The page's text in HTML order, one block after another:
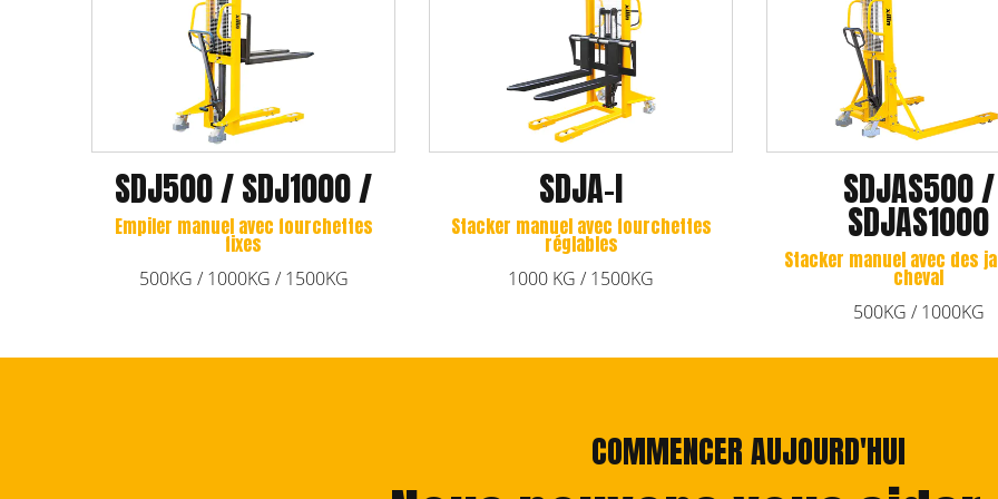
SDJA-I
Stacker manuel avec fourchettes
réglables
1000 KG / 1500KG
SDJAS500 /
SDJAS1000
Stacker manuel avec des jambes à
cheval
SDJA500 / SDJA1000
Stacker manuel avec fourchettes
réglables
500KG / 1000KG / 1500KG
COMMENCER AUJOURD'HUI